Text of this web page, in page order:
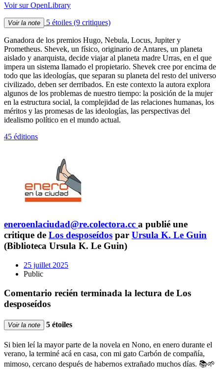
Voir sur OpenLibrary
Voir la note 5 étoiles (9 critiques)
Ganadora de los premios Hugo, Nebula, Locus, Jupiter y
Prometheus. Shevek, un físico, originario de Antares, un planeta
aislado y anarquista, decide viajar al planeta madre Urras, en el que
impera un sistema llamado el propietario. Shevek cree por encima de
todo que las ideologías, que separan su planeta del resto del universo
civilizado, deben ser derribados. En este contexto la autora explora
algunos de los problemas de nuestro tiempo: la posición de la mujer
en la estructura social, la complejidad de las relaciones humanas, los
méritos y las promesas de las ideologías, las perspectivas del
idealismo político en el mundo actual.
45 éditions
eneroenlaciudad@re.colectora.cc a publié une
critique de Los desposeídos par Ursula K. Le Guin
(Biblioteca Ursula K. Le Guin)
25 juillet 2025
Public
Comentario recién terminada la lectura de Los
desposeídos
Voir la note 5 étoiles
Si bien leí la mayor parte de la novela en Nono, en enero durante el
verano, la terminé acá en casa, con mi gato Carbón de compañía,
mimoso, cercano después de habernos extrañado muchos días. 📚🌱